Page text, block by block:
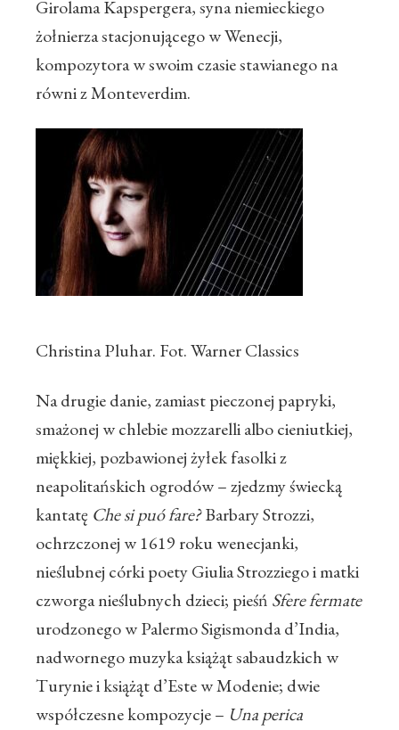
Girolama Kapspergera, syna niemieckiego
żołnierza stacjonującego w Wenecji,
kompozytora w swoim czasie stawianego na
równi z Monteverdim.
Christina Pluhar. Fot. Warner Classics
Na drugie danie, zamiast pieczonej papryki,
smażonej w chlebie mozzarelli albo cieniutkiej,
miękkiej, pozbawionej żyłek fasolki z
neapolitańskich ogrodów – zjedzmy świecką
kantatę Che si puó fare?Barbary Strozzi,
ochrzczonej w 1619 roku wenecjanki,
nieślubnej córki poety Giulia Strozziego i matki
czworga nieślubnych dzieci; pieśń Sfere fermate
urodzonego w Palermo Sigismonda d’India,
nadwornego muzyka książąt sabaudzkich w
Turynie i książąt d’Este w Modenie; dwie
współczesne kompozycje – Una perica